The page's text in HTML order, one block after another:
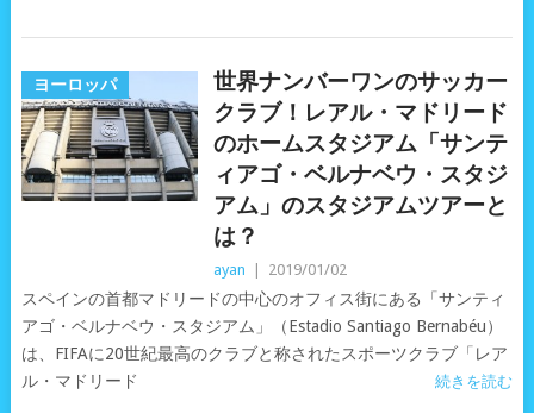
ヨーロッパ
世界ナンバーワンのサッカー
クラブ！レアル・マドリード
のホームスタジアム「サンテ
ィアゴ・ベルナベウ・スタジ
アム」のスタジアムツアーと
は？
ayan 2019/01/02
スペインの首都マドリードの中心のオフィス街にある「サンティ
アゴ・ベルナベウ・スタジアム」（Estadio Santiago Bernabéu）
は、FIFAに20世紀最高のクラブと称されたスポーツクラブ「レア
ル・マドリード
続きを読む